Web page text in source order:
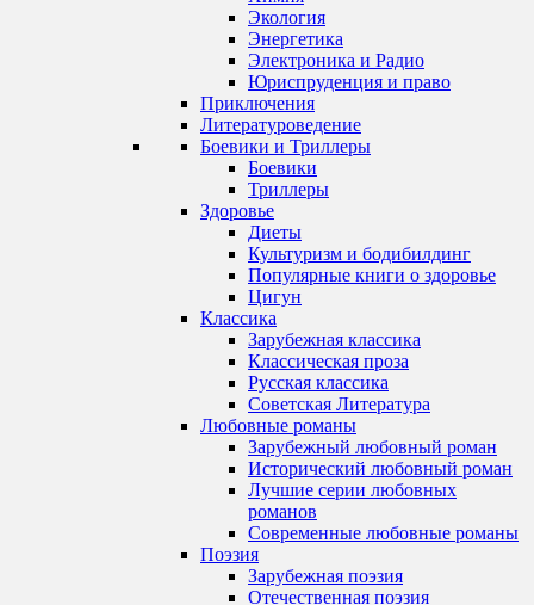
Экология
Энергетика
Электроника и Радио
Юриспруденция и право
Приключения
Литературоведение
Боевики и Триллеры
Боевики
Триллеры
Здоровье
Диеты
Культуризм и бодибилдинг
Популярные книги о здоровье
Цигун
Классика
Зарубежная классика
Классическая проза
Русская классика
Советская Литература
Любовные романы
Зарубежный любовный роман
Исторический любовный роман
Лучшие серии любовных
романов
Современные любовные романы
Поэзия
Зарубежная поэзия
Отечественная поэзия